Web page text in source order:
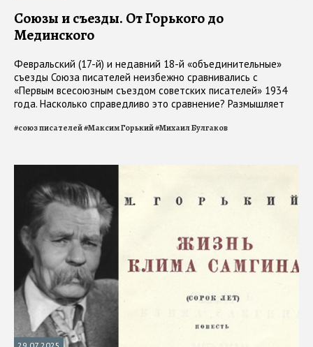
Союзы и съезды. От Горького до
Мединского
Февральский (17-й) и недавний 18-й «объединительные»
съезды Союза писателей неизбежно сравнивались с
«Первым всесоюзным съездом советских писателей» 1934
года. Насколько справедливо это сравнение? Размышляет
#союз писателей#Максим Горький#Михаил Булгаков